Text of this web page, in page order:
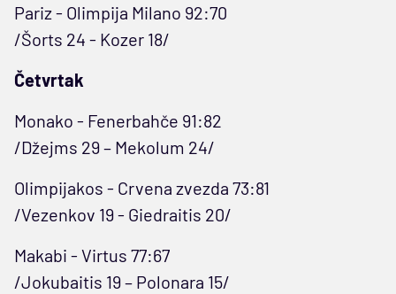
Pariz - Olimpija Milano 92:70
/Šorts 24 - Kozer 18/
Četvrtak
Monako - Fenerbahče 91:82
/Džejms 29 – Mekolum 24/
Olimpijakos - Crvena zvezda 73:81
/Vezenkov 19 - Giedraitis 20/
Makabi - Virtus 77:67
/Jokubaitis 19 – Polonara 15/